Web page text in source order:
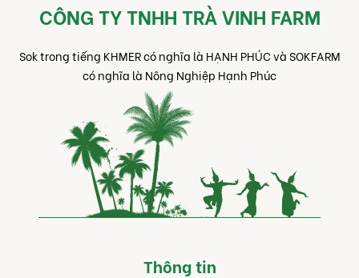
CÔNG TY TNHH TRÀ VINH FARM
Sok trong tiếng KHMER có nghĩa là HẠNH PHÚC và SOKFARM
có nghĩa là Nông Nghiệp Hạnh Phúc
Thông tin